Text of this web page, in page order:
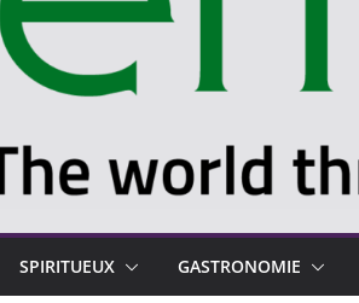
SPIRITUEUX GASTRONOMIE